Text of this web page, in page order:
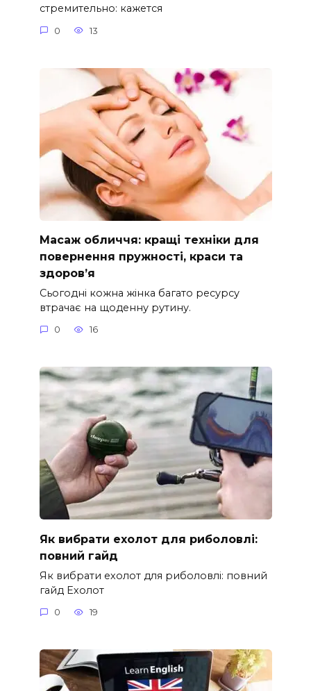
стремительно: кажется
0 13
Масаж обличчя: кращі техніки для
повернення пружності, краси та
здоров’я
Сьогодні кожна жінка багато ресурсу
втрачає на щоденну рутину.
0 16
Як вибрати ехолот для риболовлі:
повний гайд
Як вибрати ехолот для риболовлі: повний
гайд Ехолот
0 19